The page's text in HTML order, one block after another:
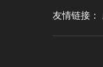
友情链接：